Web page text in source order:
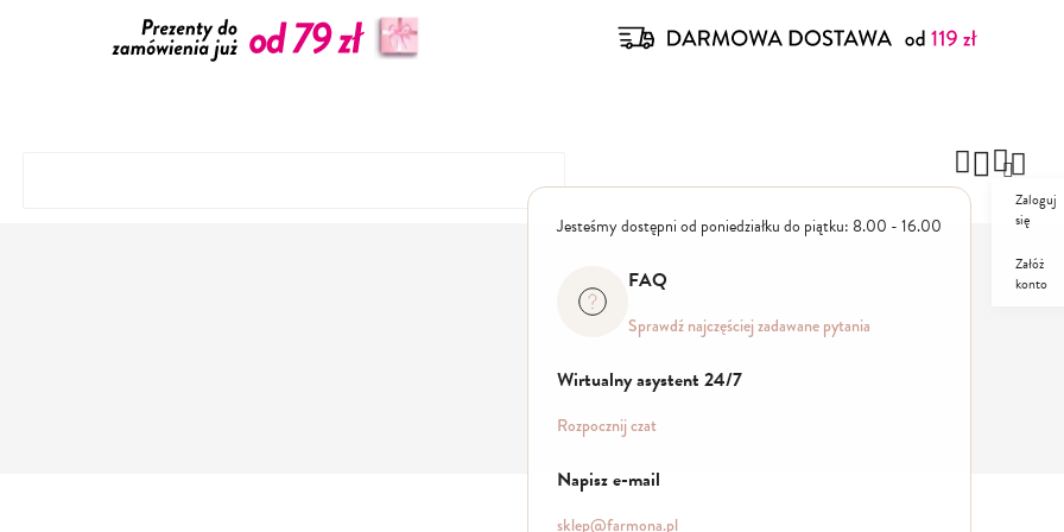
Jesteśmy dostępni od poniedziałku do piątku: 8.00 - 16.00
FAQ
Sprawdź najczęściej zadawane pytania
Wirtualny asystent 24/7
Rozpocznij czat
Napisz e-mail
sklep@farmona.pl
Zaloguj
się
Załóż
konto